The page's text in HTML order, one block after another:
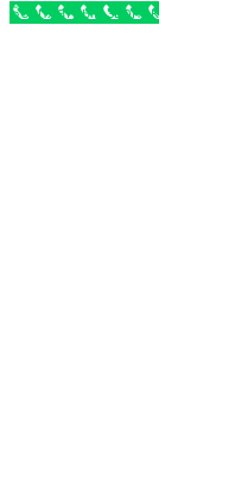
Бесплатный звонок